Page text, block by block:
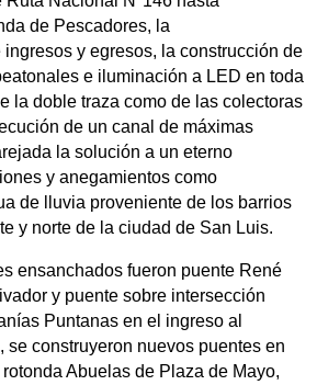
de Pescadores, la
y egresos, la construcción de
e iluminación a LED en toda
la doble traza como de las colectoras
de un canal de máximas
la solución a un eterno
y anegamientos como
de lluvia proveniente de los barrios
y norte de la ciudad de San Luis.
ensanchados fueron puente René
y puente sobre intersección
Puntanas en el ingreso al
se construyeron nuevos puentes en
Abuelas de Plaza de Mayo,